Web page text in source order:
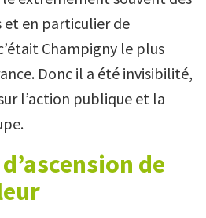
et en particulier de
Champigny le plus
Donc il a été invisibilité,
l’action publique et la
de